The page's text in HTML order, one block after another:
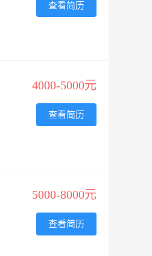
查看简历
4000-5000元
查看简历
5000-8000元
查看简历